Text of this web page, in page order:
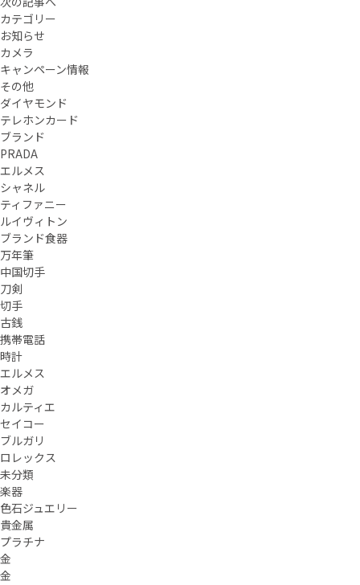
カテゴリー
お知らせ
カメラ
キャンペーン情報
その他
ダイヤモンド
テレホンカード
ブランド
PRADA
エルメス
シャネル
ティファニー
ルイヴィトン
ブランド食器
万年筆
中国切手
刀剣
切手
古銭
携帯電話
時計
エルメス
オメガ
カルティエ
セイコー
ブルガリ
ロレックス
未分類
楽器
色石ジュエリー
貴金属
プラチナ
金
金